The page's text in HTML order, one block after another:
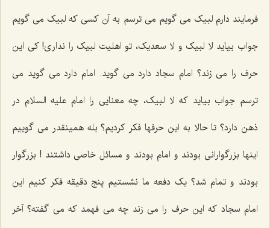
فرمایند دارم لبیک می گویم می ترسم به آن کسی که لبیک می گویم
جواب بیاید لا لبیک و لا سعدیک، تو اهلیت لبیک را نداری! کی این
حرف را می زند؟ امام سجاد دارد می گوید. امام دارد می گوید می
ترسم جواب بیاید که لا لبیک، چه معنایی را امام علیه السلام در
ذهن دارد؟ تا حالا به این حرفها فکر کردیم؟ بله همینقدر می گوییم
اینها بزرگوارانی بودند و امام بودند و مسائل خاصی داشتند !‌ بزرگوار
بودند و تمام شد؟ یک دفعه ما نشستیم پنج دقیقه فکر کنیم این
امام سجاد که این حرف را می زند چه می فهمد که می گفته؟ آخر